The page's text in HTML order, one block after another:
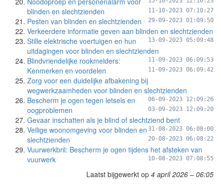
blinden en slechtzienden
11-10-2023 07:10:27
Pesten van blinden en slechtzienden 29-09-2023 01:09:50
Verkeerdere informatie geven aan blinden en slechtzienden
13-09-2023 05:09:48
Stille elektrische voertuigen en hun
uitdagingen voor blinden en slechtzienden
11-09-2023 06:09:53
Blindvriendelijke rookmelders:
Kenmerken en voordelen
11-09-2023 06:09:42
Zorg voor een duidelijke afbakening bij
wegwerkzaamheden voor blinden en slechtzienden
06-09-2023 12:09:26
Bescherm je ogen tegen letsels en
oogproblemen
03-09-2023 12:09:20
Gevaar inschatten als je blind of slechtziend bent
31-08-2023 06:08:00
Veilige woonomgeving voor blinden en
slechtzienden
20-08-2023 06:08:22
Vuurwerkbril: Bescherm je ogen tijdens het afsteken van
vuurwerk
10-08-2023 07:08:55
Laatst bijgewerkt op 4 april 2026 – 06:05